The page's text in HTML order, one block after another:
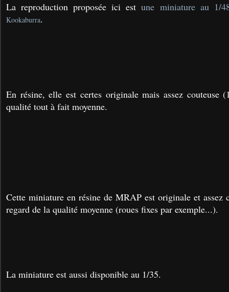
La reproduction proposée ici estune miniature au 1/
Kookaburra.
En résine, elle est certes originale mais assez couteuse
qualité tout à fait moyenne.
Cette miniature en résine de MRAP est originale et assez
regard de la qualité moyenne (roues fixes par exemple...).
La miniature est aussi disponible au 1/35.